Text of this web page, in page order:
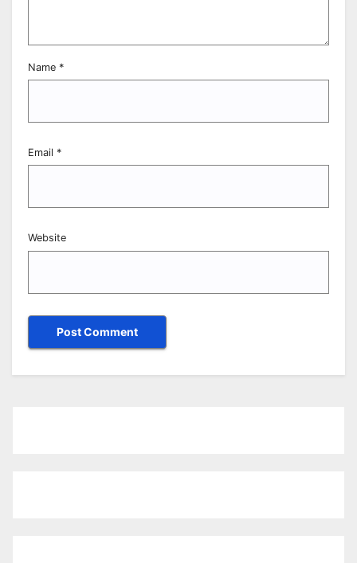
Name *
Email *
Website